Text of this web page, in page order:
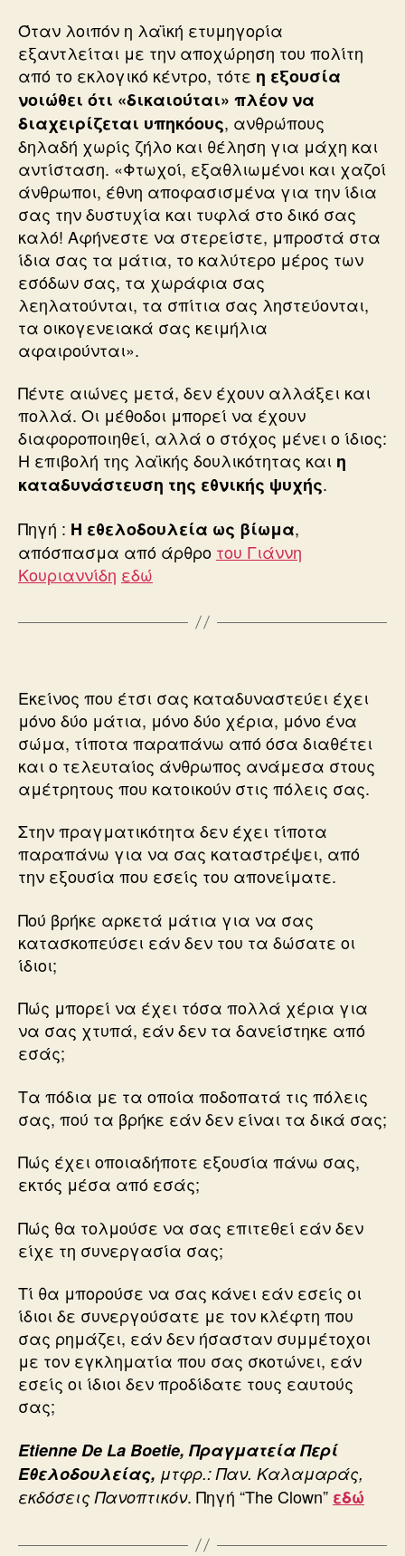
Όταν λοιπόν η λαϊκή ετυμηγορία
εξαντλείται με την αποχώρηση του πολίτη
από το εκλογικό κέντρο, τότε η εξουσία
νοιώθει ότι «δικαιούται» πλέον να
διαχειρίζεται υπηκόους, ανθρώπους
δηλαδή χωρίς ζήλο και θέληση για μάχη και
αντίσταση. «Φτωχοί, εξαθλιωμένοι και χαζοί
άνθρωποι, έθνη αποφασισμένα για την ίδια
σας την δυστυχία και τυφλά στο δικό σας
καλό! Αφήνεστε να στερείστε, μπροστά στα
ίδια σας τα μάτια, το καλύτερο μέρος των
εσόδων σας, τα χωράφια σας
λεηλατούνται, τα σπίτια σας ληστεύονται,
τα οικογενειακά σας κειμήλια
αφαιρούνται».
Πέντε αιώνες μετά, δεν έχουν αλλάξει και
πολλά. Οι μέθοδοι μπορεί να έχουν
διαφοροποιηθεί, αλλά ο στόχος μένει ο ίδιος:
Η επιβολή της λαϊκής δουλικότητας και η
καταδυνάστευση της εθνικής ψυχής.
Πηγή : Η εθελοδουλεία ως βίωμα,
απόσπασμα από άρθρο του Γιάννη
Κουριαννίδη εδώ
Εκείνος που έτσι σας καταδυναστεύει έχει
μόνο δύο μάτια, μόνο δύο χέρια, μόνο ένα
σώμα, τίποτα παραπάνω από όσα διαθέτει
και ο τελευταίος άνθρωπος ανάμεσα στους
αμέτρητους που κατοικούν στις πόλεις σας.
Στην πραγματικότητα δεν έχει τίποτα
παραπάνω για να σας καταστρέψει, από
την εξουσία που εσείς του απονείματε.
Πού βρήκε αρκετά μάτια για να σας
κατασκοπεύσει εάν δεν του τα δώσατε οι
ίδιοι;
Πώς μπορεί να έχει τόσα πολλά χέρια για
να σας χτυπά, εάν δεν τα δανείστηκε από
εσάς;
Τα πόδια με τα οποία ποδοπατά τις πόλεις
σας, πού τα βρήκε εάν δεν είναι τα δικά σας;
Πώς έχει οποιαδήποτε εξουσία πάνω σας,
εκτός μέσα από εσάς;
Πώς θα τολμούσε να σας επιτεθεί εάν δεν
είχε τη συνεργασία σας;
Tί θα μπορούσε να σας κάνει εάν εσείς οι
ίδιοι δε συνεργούσατε με τον κλέφτη που
σας ρημάζει, εάν δεν ήσασταν συμμέτοχοι
με τον εγκληματία που σας σκοτώνει, εάν
εσείς οι ίδιοι δεν προδίδατε τους εαυτούς
σας;
Etienne De La Boetie, Πραγματεία Περί
Εθελοδουλείας, μτφρ.: Παν. Καλαμαράς,
εκδόσεις Πανοπτικόν. Πηγή “The Clown” εδώ